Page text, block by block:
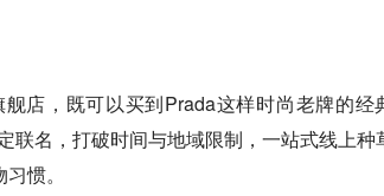
店，既可以买到Prada这样时尚老牌的经
联名，打破时间与地域限制，一站式线上种
惯。